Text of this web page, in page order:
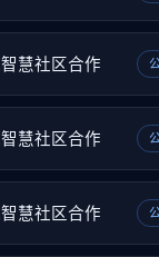
慧社区合作
慧社区合作
慧社区合作